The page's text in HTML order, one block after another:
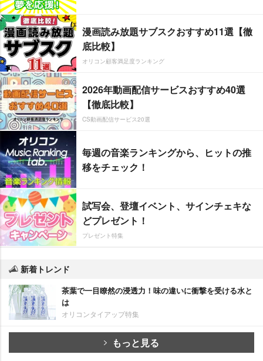
漫画読み放題サブスクおすすめ11選【徹
底比較】
オリコン顧客満足度ランキング
2026年動画配信サービスおすすめ40選
【徹底比較】
CS動画配信サービス20選
毎週の音楽ランキングから、ヒットの推
移をチェック！
試写会、登壇イベント、サインチェキな
どプレゼント！
プレゼント特集
新着トレンド
茶葉で一目瞭然の浸透力！味の違いに衝撃を受ける水と
は
オリコンタイアップ特集
もっと見る